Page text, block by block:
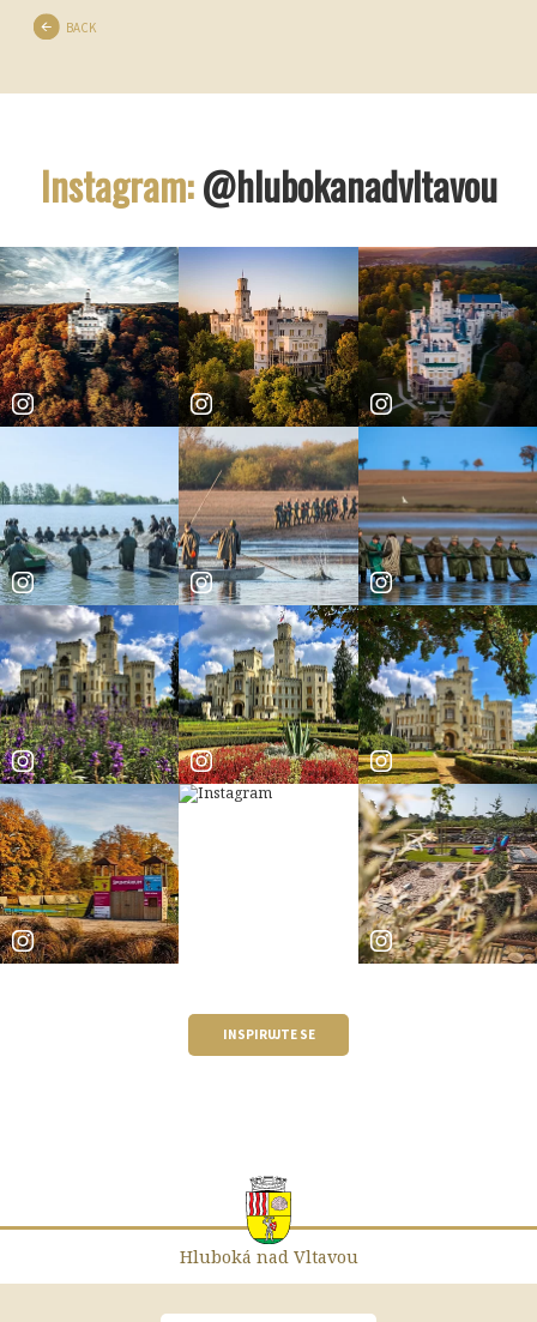
BACK
Instagram:@hlubokanadvltavou
INSPIRUJTE SE
Hluboká nad Vltavou